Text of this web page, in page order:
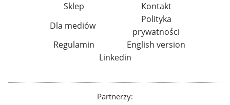
Sklep
Kontakt
Dla mediów
Polityka
prywatności
Regulamin
English version
Linkedin
Partnerzy: